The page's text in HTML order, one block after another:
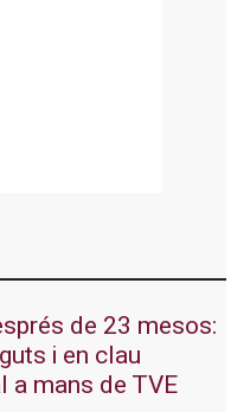
de 23 mesos:
i en clau
a mans de TVE